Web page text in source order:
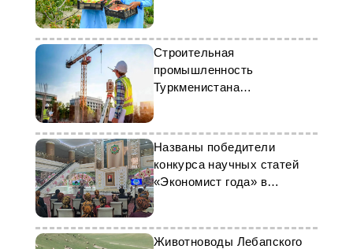
Строительная
промышленность
Туркменистана
демонстрирует высокие
показатели
Названы победители
конкурса научных статей
«Экономист года» в
Туркменистане
Животноводы Лебапского